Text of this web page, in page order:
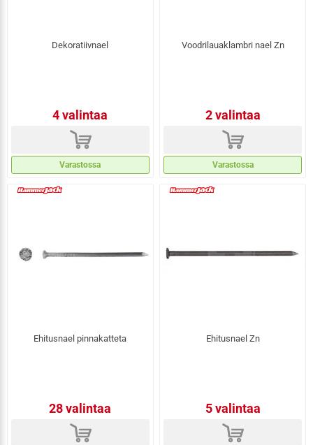
Dekoratiivnael
4 valintaa
d
Varastossa
Voodrilauaklambri nael Zn
2 valintaa
d
Varastossa
Ehitusnael pinnakatteta
28 valintaa
d
Ehitusnael Zn
5 valintaa
d